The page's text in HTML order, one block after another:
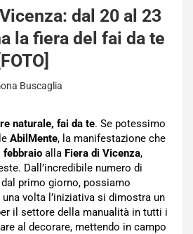
dal 20 al 23
la fiera del fai da te
Buscaglia
naturale, fai da te. Se potessimo
AbilMente, la manifestazione che
febbraio alla Fiera di Vicenza,
Dall’incredibile numero di
primo giorno, possiamo
volta l’iniziativa si dimostra un
il settore della manualità in tutti i
al decorare, mettendo in campo